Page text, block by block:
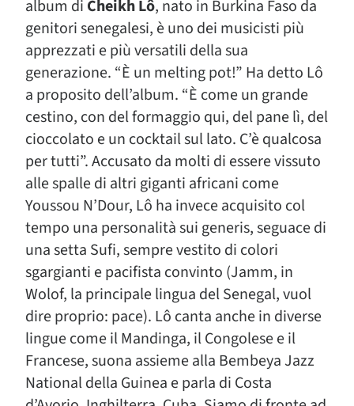
album di Cheikh Lô, nato in Burkina Faso da
genitori senegalesi, è uno dei musicisti più
apprezzati e più versatili della sua
generazione. “È un melting pot!” Ha detto Lô
a proposito dell’album. “È come un grande
cestino, con del formaggio qui, del pane lì, del
cioccolato e un cocktail sul lato. C’è qualcosa
per tutti”. Accusato da molti di essere vissuto
alle spalle di altri giganti africani come
Youssou N’Dour, Lô ha invece acquisito col
tempo una personalità sui generis, seguace di
una setta Sufi, sempre vestito di colori
sgargianti e pacifista convinto (Jamm, in
Wolof, la principale lingua del Senegal, vuol
dire proprio: pace). Lô canta anche in diverse
lingue come il Mandinga, il Congolese e il
Francese, suona assieme alla Bembeya Jazz
National della Guinea e parla di Costa